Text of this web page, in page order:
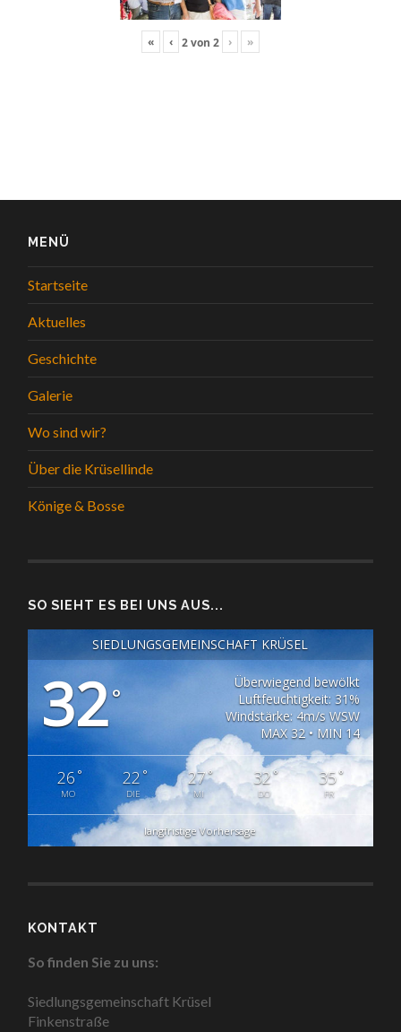
« ‹ 2von 2 › »
MENÜ
Startseite
Aktuelles
Geschichte
Galerie
Wo sind wir?
Über die Krüsellinde
Könige & Bosse
SO SIEHT ES BEI UNS AUS...
SIEDLUNGSGEMEINSCHAFT KRÜSEL
32°
Überwiegend bewölkt
Luftfeuchtigkeit: 31%
Windstärke: 4m/s WSW
MAX 32 • MIN 14
26°
MO
22 °
DIE
27°
MI
32°
DO
35°
FR
langfristige Vorhersage
KONTAKT
So finden Sie zu uns:
Siedlungsgemeinschaft Krüsel
Finkenstraße